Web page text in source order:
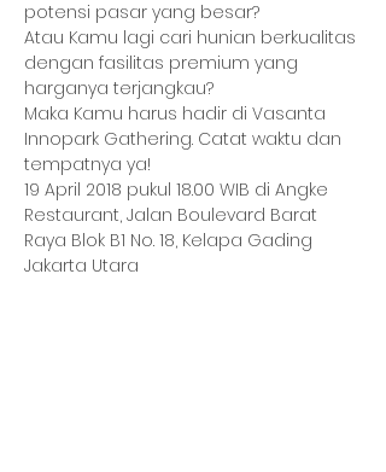
Atau Kamu lagi cari hunian berkualitas
dengan fasilitas premium yang
Maka Kamu harus hadir di Vasanta
Innopark Gathering. Catat waktu dan
19 April 2018 pukul 18.00 WIB di Angke
Restaurant, Jalan Boulevard Barat
Raya Blok B1 No. 18, Kelapa Gading
Jakarta Utara